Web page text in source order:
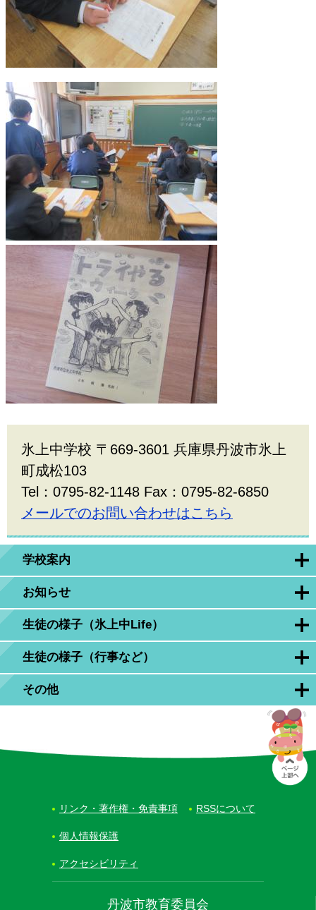
学校案内
お知らせ
生徒の様子（氷上中Life）
生徒の様子（行事など）
その他
氷上中学校 〒669-3601 兵庫県丹波市氷上
町成松103
Tel：0795-82-1148 Fax：0795-82-6850
メールでのお問い合わせはこちら
丹波市教育委員会
リンク・著作権・免責事項 RSSについて
個人情報保護
アクセシビリティ